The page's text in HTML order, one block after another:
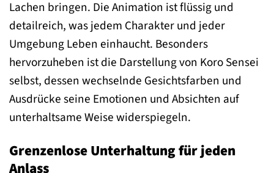
Lachen bringen. Die Animation ist flüssig und
detailreich, was jedem Charakter und jeder
Umgebung Leben einhaucht. Besonders
hervorzuheben ist die Darstellung von Koro Sensei
selbst, dessen wechselnde Gesichtsfarben und
Ausdrücke seine Emotionen und Absichten auf
unterhaltsame Weise widerspiegeln.
Grenzenlose Unterhaltung für jeden
Anlass